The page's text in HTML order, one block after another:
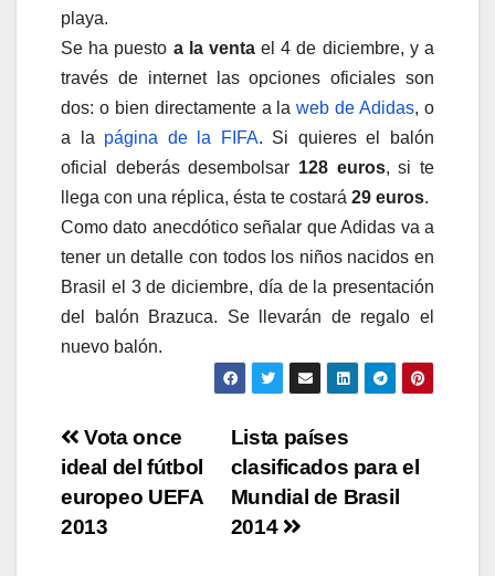
playa.
Se ha puesto a la ventael 4 de diciembre, y a
través de internet las opciones oficiales son
dos: o bien directamente a laweb de Adidas, o
a la página de la FIFA. Si quieres el balón
oficial deberás desembolsar 128 euros, si te
llega con una réplica, ésta te costará 29 euros.
Como dato anecdótico señalar que Adidas va a
tener un detalle con todos los niños nacidos en
Brasil el 3 de diciembre, día de la presentación
del balón Brazuca. Se llevarán de regalo el
nuevo balón.
Navegación
de
entradas
Lista países
clasificados para el
Mundial de Brasil
2014
Vota once
ideal del fútbol
europeo UEFA
2013